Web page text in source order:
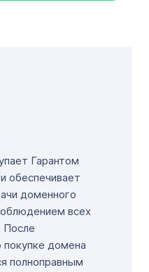
Гарантом
обеспечивает
доменного
всех
После
покупке домена
полноправным